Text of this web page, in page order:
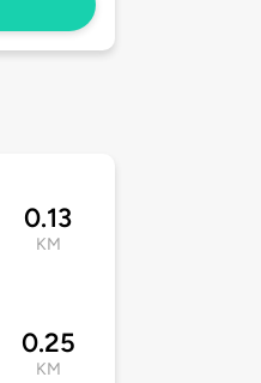
0.13
KM
0.25
KM